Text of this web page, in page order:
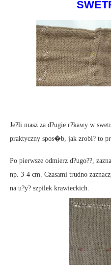
Je?li masz za d?ugie r?kawy w
praktyczny spos�b, jak zrobi? to
Po pierwsze odmierz d?ugo??,
np. 3-4 cm. Czasami trudno
na u?y? szpilek krawieckich.